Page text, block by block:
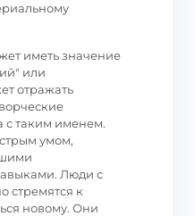
иметь значение
или
отражать
с таким именем.
умом,
Люди с
стремятся к
новому. Они